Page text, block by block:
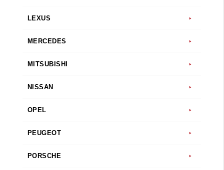
LEXUS
MERCEDES
MITSUBISHI
NISSAN
OPEL
PEUGEOT
PORSCHE